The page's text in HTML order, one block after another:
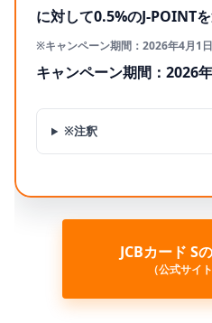
に対して0.5%のJ-POINT
※キャンペーン期間：2026年4月1
キャンペーン期間：2026
※注釈
JCBカード S
（公式サイ